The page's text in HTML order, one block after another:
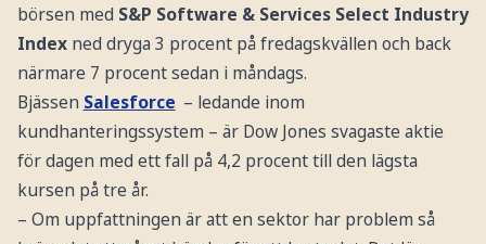
börsen med S&P Software & Services Select Industry
Index ned dryga 3 procent på fredagskvällen och back
närmare 7 procent sedan i måndags.
Bjässen Salesforce – ledande inom
kundhanteringssystem – är Dow Jones svagaste aktie
för dagen med ett fall på 4,2 procent till den lägsta
kursen på tre år.
– Om uppfattningen är att en sektor har problem så